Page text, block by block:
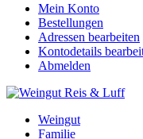
Mein Konto
Bestellungen
Adressen bearbeiten
Kontodetails
Abmelden
Weingut
Familie